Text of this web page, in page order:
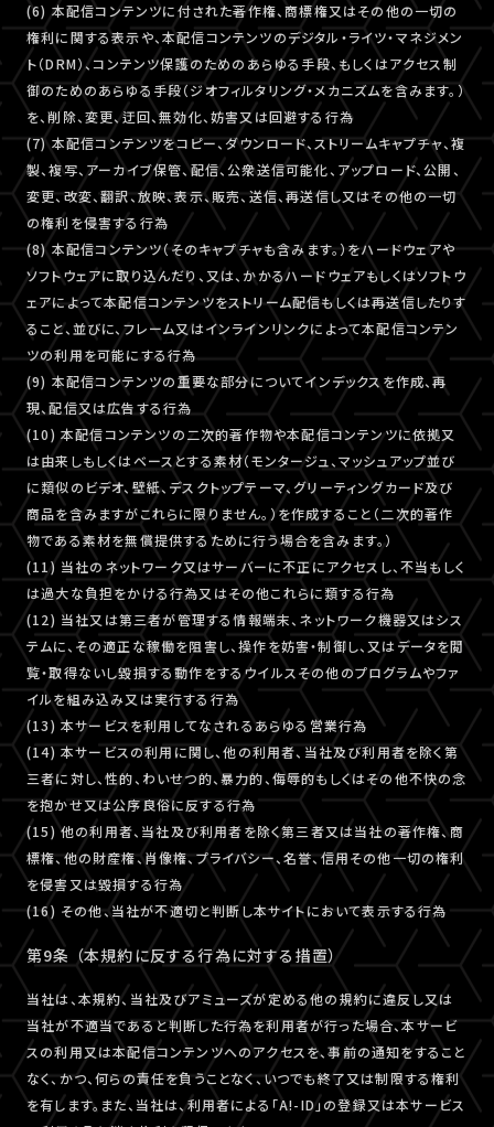
(6) 本配信コンテンツに付された著作権、商標権又はその他の一切の
権利に関する表示や、本配信コンテンツのデジタル・ライツ・マネジメン
ト（DRM）、コンテンツ保護のためのあらゆる手段、もしくはアクセス制
御のためのあらゆる手段（ジオフィルタリング・メカニズムを含みます。）
を、削除、変更、迂回、無効化、妨害又は回避する行為
(7) 本配信コンテンツをコピー、ダウンロード、ストリームキャプチャ、複
製、複写、アーカイブ保管、配信、公衆送信可能化、アップロード、公開、
変更、改変、翻訳、放映、表示、販売、送信、再送信し又はその他の一切
の権利を侵害する行為
(8) 本配信コンテンツ（そのキャプチャも含みます。）をハードウェアや
ソフトウェアに取り込んだり、又は、かかるハードウェアもしくはソフトウ
ェアによって本配信コンテンツをストリーム配信もしくは再送信したりす
ること、並びに、フレーム又はインラインリンクによって本配信コンテン
ツの利用を可能にする行為
(9) 本配信コンテンツの重要な部分についてインデックスを作成、再
現、配信又は広告する行為
(10) 本配信コンテンツの二次的著作物や本配信コンテンツに依拠又
は由来しもしくはベースとする素材（モンタージュ、マッシュアップ並び
に類似のビデオ、壁紙、デスクトップテーマ、グリーティングカード及び
商品を含みますがこれらに限りません。）を作成すること（二次的著作
物である素材を無償提供するために行う場合を含みます。）
(11) 当社のネットワーク又はサーバーに不正にアクセスし、不当もしく
は過大な負担をかける行為又はその他これらに類する行為
(12) 当社又は第三者が管理する情報端末、ネットワーク機器又はシス
テムに、その適正な稼働を阻害し、操作を妨害・制御し、又はデータを閲
覧・取得ないし毀損する動作をするウイルスその他のプログラムやファ
イルを組み込み又は実行する行為
(13) 本サービスを利用してなされるあらゆる営業行為
(14) 本サービスの利用に関し、他の利用者、当社及び利用者を除く第
三者に対し、性的、わいせつ的、暴力的、侮辱的もしくはその他不快の念
を抱かせ又は公序良俗に反する行為
(15) 他の利用者、当社及び利用者を除く第三者又は当社の著作権、商
標権、他の財産権、肖像権、プライバシー、名誉、信用その他一切の権利
を侵害又は毀損する行為
(16) その他、当社が不適切と判断し本サイトにおいて表示する行為
第9条 （本規約に反する行為に対する措置）
当社は、本規約、当社及びアミューズが定める他の規約に違反し又は
当社が不適当であると判断した行為を利用者が行った場合、本サービ
スの利用又は本配信コンテンツへのアクセスを、事前の通知をすること
なく、かつ、何らの責任を負うことなく、いつでも終了又は制限する権利
を有します。また、当社は、利用者による「A!-ID」の登録又は本サービス